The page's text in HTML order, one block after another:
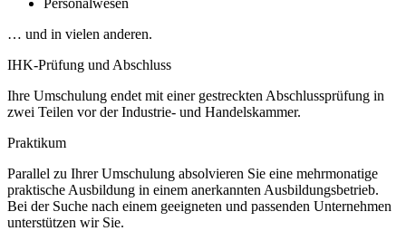
… und in vielen anderen.
IHK-Prüfung und Abschluss
Ihre Umschulung endet mit einer gestreckten Abschlussprüfung in
zwei Teilen vor der Industrie- und Handelskammer.
Praktikum
Parallel zu Ihrer Umschulung absolvieren Sie eine mehrmonatige
praktische Ausbildung in einem anerkannten Ausbildungsbetrieb.
Bei der Suche nach einem geeigneten und passenden Unternehmen
unterstützen wir Sie.